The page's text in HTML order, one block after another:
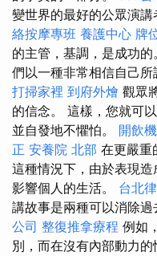
變世界的最好的公眾演講
絡按摩專班 養護中心 牌
的主管，基調，是成功的
們以一種非常相信自己所
打掃家裡 到府外燴 觀眾
的信念。 這樣，您就可
並自發地不懼怕。 開飲機
正 安養院 北部 在更嚴重
這種情況下，由於表現
影響個人的生活。 台北
講故事是兩種可以消除過
公司 整復推拿療程 例如
別，而在沒有內部動力